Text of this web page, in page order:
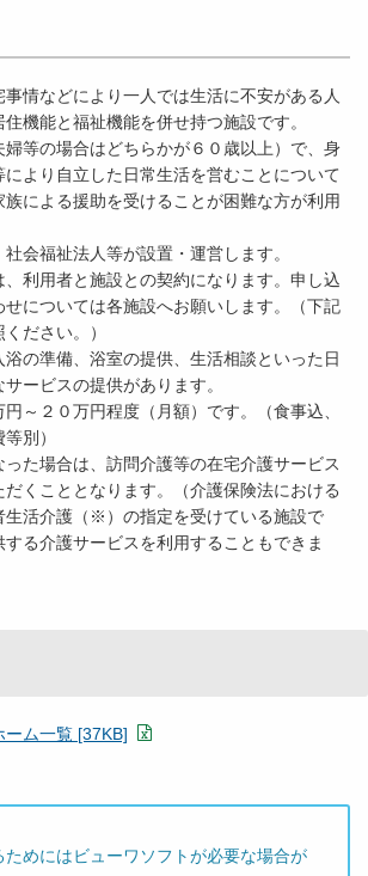
情などにより一人では生活に不安がある人
機能と福祉機能を併せ持つ施設です。
婦等の場合はどちらかが６０歳以上）で、身
により自立した日常生活を営むことについて
による援助を受けることが困難な方が利用
会福祉法人等が設置・運営します。
、利用者と施設との契約になります。申し込
せについては各施設へお願いします。（下記
ださい。）
の準備、浴室の提供、生活相談といった日
ービスの提供があります。
～２０万円程度（月額）です。（食事込、
別）
た場合は、訪問介護等の在宅介護サービス
だくこととなります。（介護保険法における
生活介護（※）の指定を受けている施設で
する介護サービスを利用することもできま
ーム一覧 [37KB]
ためにはビューワソフトが必要な場合が